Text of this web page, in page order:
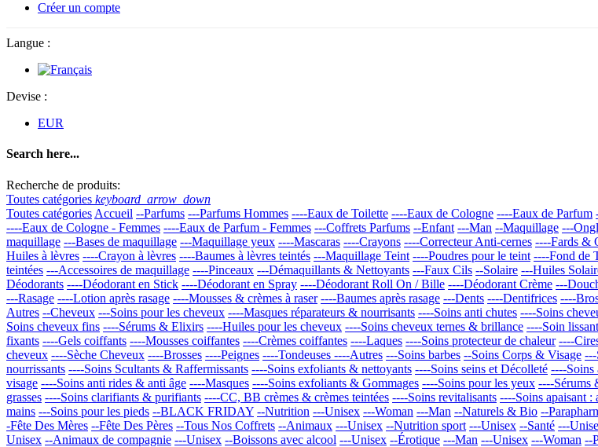
Créer un compte
Langue :
Devise :
EUR
Search here...
Recherche de produits:
Toutes catégories keyboard_arrow_down
Toutes catégories Accueil --Parfums ---Parfums Hommes ----Eaux de Toilette ----Eaux de Cologne ----Eaux de Parfum
----Eaux de Cologne - Femmes ----Eaux de Parfum - Femmes ---Coffrets Parfums --Enfant ---Man --Maquillage ---
maquillage ---Bases de maquillage ---Maquillage yeux ----Mascaras ----Crayons ----Correcteur Anti-cernes ----Fards &
Huiles à lèvres ----Crayon à lèvres ----Baumes à lèvres teintés ---Maquillage Teint ----Poudres pour le teint ----Fond de
teintées ---Accessoires de maquillage ----Pinceaux ---Démaquillants & Nettoyants ---Faux Cils --Solaire ---Huiles
Déodorants ----Déodorant en Stick ----Déodorant en Spray ----Déodorant Roll On / Bille ----Déodorant Crème ---
---Rasage ----Lotion après rasage ----Mousses & crèmes à raser ----Baumes après rasage ---Dents ----Dentifrices ----
Autres --Cheveux ---Soins pour les cheveux ----Masques réparateurs & nourrisants ----Soins anti chutes ----Soins
Soins cheveux fins ----Sérums & Elixirs ----Huiles pour les cheveux ----Soins cheveux ternes & brillance ----Soin
fixants ----Gels coiffants ----Mousses coiffantes ----Crèmes coiffantes ----Laques ----Soins protecteur de chaleur ----
cheveux ----Sèche Cheveux ----Brosses ----Peignes ----Tondeuses ----Autres ---Soins barbes --Soins Corps & Visage ---
nourrissants ----Soins Scultants & Raffermissants ----Soins exfoliants & nettoyants ----Soins seins et Décolleté ----Soins
visage ----Soins anti rides & anti âge ----Masques ----Soins exfoliants & Gommages ----Soins pour les yeux ----Sérums
grasses ----Soins clarifiants & purifiants ----CC, BB crèmes & crèmes teintées ----Soins revitalisants ----Soins apaisant
mains ---Soins pour les pieds --BLACK FRIDAY --Nutrition ---Unisex ---Woman ---Man --Naturels & Bio --
-Fête Des Mères --Fête Des Pères --Tous Nos Coffrets --Animaux ---Unisex --Nutrition sport ---Unisex --Santé ---
Unisex --Animaux de compagnie ---Unisex --Boissons avec alcool ---Unisex --Érotique ---Man ---Unisex ---Woman --